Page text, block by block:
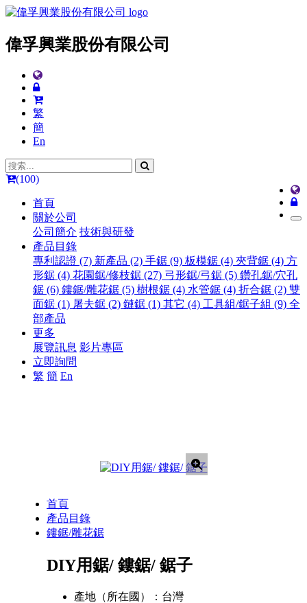
偉孚興業股份有限公司
繁
簡
En
(100)
首頁
關於公司
公司簡介 技術與研發
產品目錄
專利認證 (7) 新產品 (2) 手鋸 (9) 板模鋸 (4) 夾背鋸 (4) 方
形鋸 (4) 花園鋸/修枝鋸 (27) 弓形鋸/弓鋸 (5) 鑽孔鋸/穴孔
鋸 (6) 鏤鋸/雕花鋸 (5) 樹根鋸 (4) 水管鋸 (4) 折合鋸 (2) 雙
面鋸 (1) 屠夫鋸 (2) 鏈鋸 (1) 其它 (4) 工具組/鋸子組 (9) 全
部產品
更多
展覽訊息 影片專區
立即詢問
繁 簡 En
首頁
產品目錄
鏤鋸/雕花鋸
DIY用鋸/ 鏤鋸/ 鋸子
產地（所在國）： 台灣